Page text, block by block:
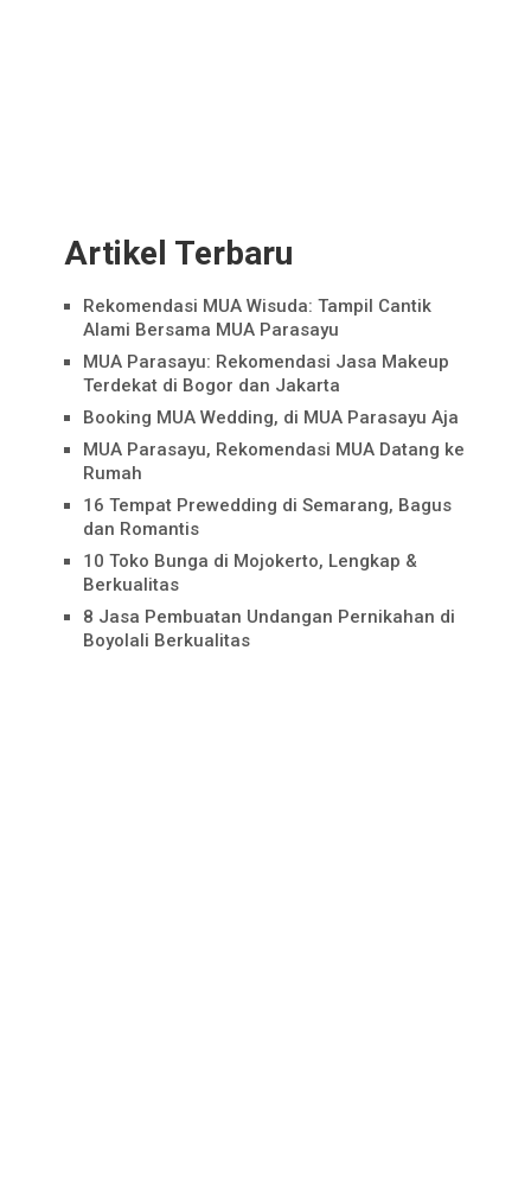
Artikel Terbaru
Rekomendasi MUA Wisuda: Tampil Cantik
Alami Bersama MUA Parasayu
MUA Parasayu: Rekomendasi Jasa Makeup
Terdekat di Bogor dan Jakarta
Booking MUA Wedding, di MUA Parasayu Aja
MUA Parasayu, Rekomendasi MUA Datang ke
Rumah
16 Tempat Prewedding di Semarang, Bagus
dan Romantis
10 Toko Bunga di Mojokerto, Lengkap &
Berkualitas
8 Jasa Pembuatan Undangan Pernikahan di
Boyolali Berkualitas